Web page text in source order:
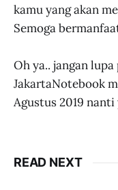
kamu yang akan
Semoga
Oh ya.. jangan
JakartaNotebook
Agustus 2019
READ NEXT